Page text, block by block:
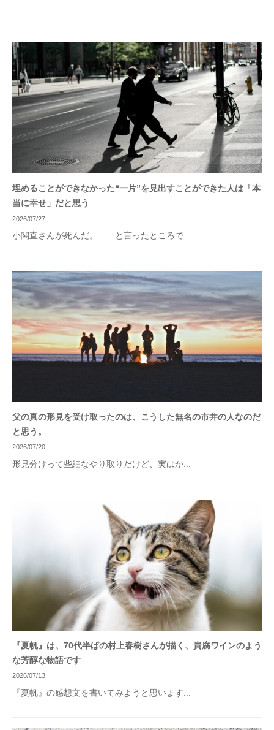
埋めることができなかった“一片”を見出すことができた人は「本
当に幸せ」だと思う
2026/07/27
小関直さんが死んだ。……と言ったところで...
父の真の形見を受け取ったのは、こうした無名の市井の人なのだ
と思う。
2026/07/20
形見分けって些細なやり取りだけど、実はか...
『夏帆』は、70代半ばの村上春樹さんが描く、貴腐ワインのよう
な芳醇な物語です
2026/07/13
『夏帆』の感想文を書いてみようと思います...